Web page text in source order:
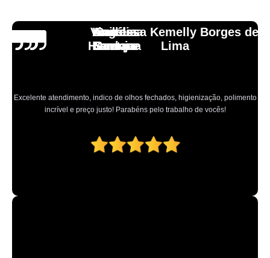
Angélica
Santana
Excelente atendimento, indico de olhos fechados, higienização, polimento
incrível e preço justo! Parabéns pelo trabalho de vocês!
Andressa Kemelly Borges de
Lima
Carlos
Henrique
Vinicius
Laranja
Lourdes
Santoro